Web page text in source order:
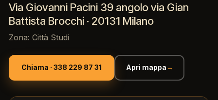
Via Giovanni Pacini 39 angolo via Gian
Battista Brocchi · 20131 Milano
Zona: Città Studi
Chiama · 338 229 87 31 Apri mappa→